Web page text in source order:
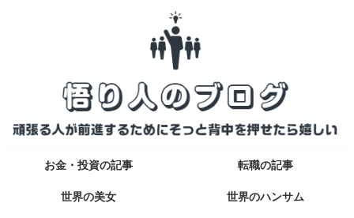
お金・投資の記事 転職の記事
世界の美女 世界のハンサム